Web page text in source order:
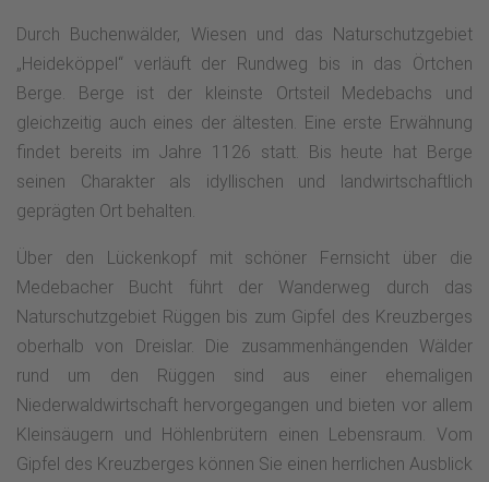
Durch Buchenwälder, Wiesen und das Naturschutzgebiet
„Heideköppel“ verläuft der Rundweg bis in das Örtchen
Berge. Berge ist der kleinste Ortsteil Medebachs und
gleichzeitig auch eines der ältesten. Eine erste Erwähnung
findet bereits im Jahre 1126 statt. Bis heute hat Berge
seinen Charakter als idyllischen und landwirtschaftlich
geprägten Ort behalten.
Über den Lückenkopf mit schöner Fernsicht über die
Medebacher Bucht führt der Wanderweg durch das
Naturschutzgebiet Rüggen bis zum Gipfel des Kreuzberges
oberhalb von Dreislar. Die zusammenhängenden Wälder
rund um den Rüggen sind aus einer ehemaligen
Niederwaldwirtschaft hervorgegangen und bieten vor allem
Kleinsäugern und Höhlenbrütern einen Lebensraum. Vom
Gipfel des Kreuzberges können Sie einen herrlichen Ausblick